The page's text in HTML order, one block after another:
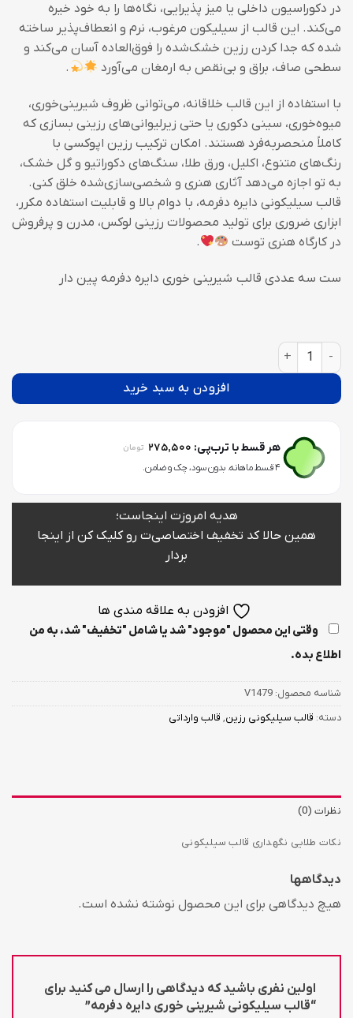
در دکوراسیون داخلی یا میز پذیرایی، نگاه‌ها را به خود خیره
می‌کند. این قالب از سیلیکون مرغوب، نرم و انعطاف‌پذیر ساخته
شده که جدا کردن رزین خشک‌شده را فوق‌العاده آسان می‌کند و
سطحی صاف، براق و بی‌نقص به ارمغان می‌آورد
.
با استفاده از این قالب خلاقانه، می‌توانی ظروف شیرینی‌خوری،
میوه‌خوری، سینی دکوری یا حتی زیرلیوانی‌های رزینی بسازی که
کاملاً منحصربه‌فرد هستند. امکان ترکیب رزین اپوکسی با
رنگ‌های متنوع، اکلیل، ورق طلا، سنگ‌های دکوراتیو و گل خشک،
به تو اجازه می‌دهد آثاری هنری و شخصی‌سازی‌شده خلق کنی.
قالب سیلیکونی دایره دفرمه، با دوام بالا و قابلیت استفاده مکرر،
ابزاری ضروری برای تولید محصولات رزینی لوکس، مدرن و پرفروش
در کارگاه هنری توست
.
ست سه عددی قالب شیرینی خوری دایره دفرمه پین دار
قالب سیلیکونی شیرینی خوری دایره دفرمه عدد
افزودن به سبد خرید
هر قسط با ترب‌پی: 275,500 تومان
۴ قسط ماهانه. بدون سود، چک و ضامن.
هدیه امروزت اینجاست؛
همین حالا کد تخفیف اختصاصی‌ت رو کلیک کن از اینجا
بردار
افزودن به علاقه مندی ها
وقتی این محصول "موجود" شد یا شامل "تخفیف" شد، به من
اطلاع بده.
شناسه محصول: V1479
دسته: قالب سیلیکونی رزین, قالب وارداتی
نظرات (0)
نکات طلایی نگهداری قالب سیلیکونی
دیدگاهها
هیچ دیدگاهی برای این محصول نوشته نشده است.
اولین نفری باشید که دیدگاهی را ارسال می کنید برای
“قالب سیلیکونی شیرینی خوری دایره دفرمه”